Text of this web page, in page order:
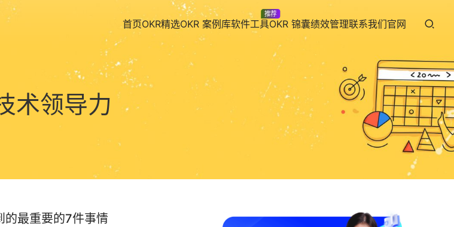
首页OKR精选OKR 案例库软件工具
推荐
OKR 锦囊绩效管理联系我们官网
术领导力
的最重要的7件事情